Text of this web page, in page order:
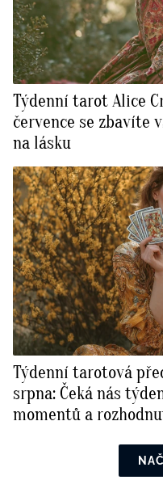
Týdenní tarot Alice
července se zbavíte
na lásku
Týdenní tarotová
srpna: Čeká nás
momentů a